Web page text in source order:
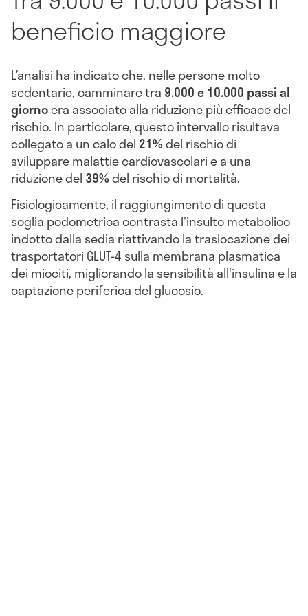
beneficio maggiore
L’analisi ha indicato che, nelle persone molto
sedentarie, camminare tra 9.000 e 10.000 passi al
giornoera associato alla riduzione più efficace del
rischio. In particolare, questo intervallo risultava
collegato a un calo del 21%del rischio di
sviluppare malattie cardiovascolari e a una
riduzione del 39%del rischio di mortalità.
Fisiologicamente, il raggiungimento di questa
soglia podometrica contrasta l'insulto metabolico
indotto dalla sedia riattivando la traslocazione dei
trasportatori GLUT-4 sulla membrana plasmatica
dei miociti, migliorando la sensibilità all'insulina e la
captazione periferica del glucosio.